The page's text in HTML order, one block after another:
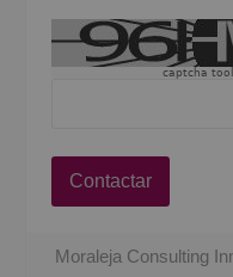
captcha
Contactar
Moraleja Consulting